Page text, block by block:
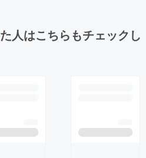
人はこちらもチェックし